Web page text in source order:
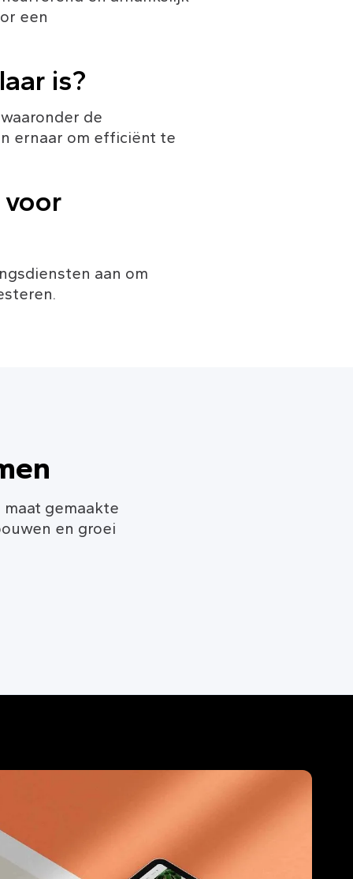
een
is?
de
ernaar om efficiënt te
aan om
gemaakte
en groei